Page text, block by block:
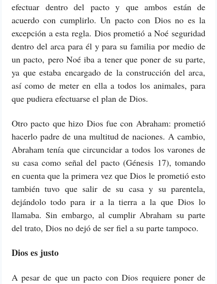
efectuar dentro del pacto y que ambos están de
acuerdo con cumplirlo. Un pacto con Dios no es la
excepción a esta regla. Dios prometió a Noé seguridad
dentro del arca para él y para su familia por medio de
un pacto, pero Noé iba a tener que poner de su parte,
ya que estaba encargado de la construcción del arca,
así como de meter en ella a todos los animales, para
que pudiera efectuarse el plan de Dios.
Otro pacto que hizo Dios fue con Abraham: prometió
hacerlo padre de una multitud de naciones. A cambio,
Abraham tenía que circuncidar a todos los varones de
su casa como señal del pacto (Génesis 17), tomando
en cuenta que la primera vez que Dios le prometió esto
también tuvo que salir de su casa y su parentela,
dejándolo todo para ir a la tierra a la que Dios lo
llamaba. Sin embargo, al cumplir Abraham su parte
del trato, Dios no dejó de ser fiel a su parte tampoco.
Dios es justo
A pesar de que un pacto con Dios requiere poner de